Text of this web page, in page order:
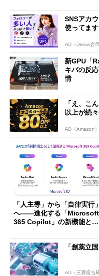
SNSアカ
使ってます
AD（Dreaw合同
新GPU「
キバの反
情
「え、こ
以上が続
AD（Amazon）
「人主導」から「自律実行」
へ――進化する「Microsoft
365 Copilot」の新機能とエ
「創薬立
AD（三菱総合